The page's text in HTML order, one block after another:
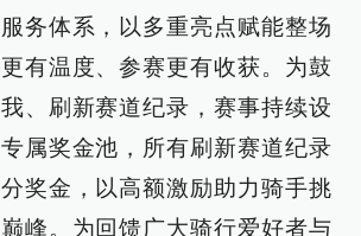
务体系，以多重亮点赋能整场
有温度、参赛更有收获。为鼓
、刷新赛道纪录，赛事持续设
属奖金池，所有刷新赛道纪录
奖金，以高额激励助力骑手挑
峰。为回馈广大骑行爱好者与